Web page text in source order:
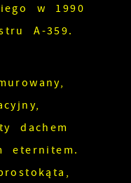
w 1990
A-359.
dachem
eternitem.